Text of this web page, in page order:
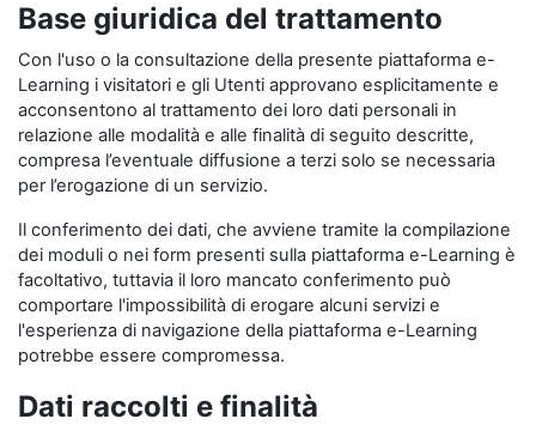
Base giuridica del trattamento
Con l'uso o la consultazione della presente piattaforma e-
Learning i visitatori e gli Utenti approvano esplicitamente e
acconsentono al trattamento dei loro dati personali in
relazione alle modalità e alle finalità di seguito descritte,
compresa l’eventuale diffusione a terzi solo se necessaria
per l’erogazione di un servizio.
Il conferimento dei dati, che avviene tramite la compilazione
dei moduli o nei form presenti sulla piattaforma e-Learning è
facoltativo, tuttavia il loro mancato conferimento può
comportare l'impossibilità di erogare alcuni servizi e
l'esperienza di navigazione della piattaforma e-Learning
potrebbe essere compromessa.
Dati raccolti e finalità